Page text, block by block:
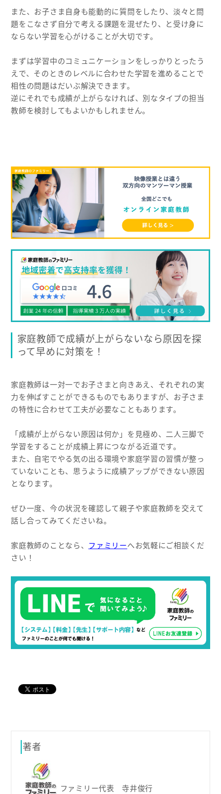
また、お子さま自身も能動的に質問をしたり、淡々と問
題をこなさず自分で考える課題を混ぜたり、と受け身に
ならない学習を心がけることが大切です。
まずは学習中のコミュニケーションをしっかりとったう
えで、そのときのレベルに合わせた学習を進めることで
相性の問題はだいぶ解決できます。
逆にそれでも成績が上がらなければ、別なタイプの担当
教師を検討してもよいかもしれません。
家庭教師で成績が上がらないなら原因を探
って早めに対策を！
家庭教師は一対一でお子さまと向きあえ、それぞれの実
力を伸ばすことができるものでもありますが、お子さま
の特性に合わせて工夫が必要なこともあります。
「成績が上がらない原因は何か」を見極め、二人三脚で
学習をすることが成績上昇につながる近道です。
また、自宅でやる気の出る環境や家庭学習の習慣が整っ
ていないことも、思うように成績アップができない原因
となります。
ぜひ一度、今の状況を確認して親子や家庭教師を交えて
話し合ってみてくださいね。
家庭教師のことなら、 ファミリーへお気軽にご相談くだ
さい！
著者
ファミリー代表 寺井俊行